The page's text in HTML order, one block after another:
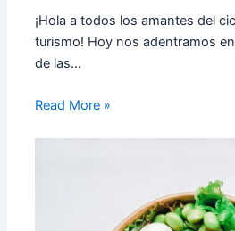
¡Hola a todos los amantes del
turismo! Hoy nos adentramos
de las…
Read More »